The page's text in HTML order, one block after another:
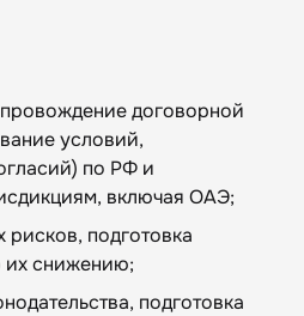
договорной
условий,
по РФ и
включая ОАЭ;
рисков, подготовка
их снижению;
подготовка